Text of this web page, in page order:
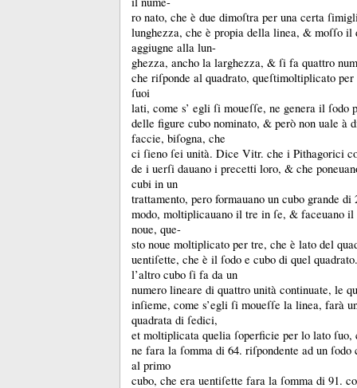
ro nato, che è due dimoſtra per una certa
lunghezza, che è propia della linea, & moſſo il
aggiugne alla lun-
ghezza, ancho la larghezza, & ſi fa quattro
che riſponde al quadrato, queſtimoltiplicato
ſuoi
lati, come s’ egli ſi moueſſe, ne genera il ſodo
delle figure cubo nominato, & però non uale à
faccie, biſogna, che
ci ſieno ſei unità. Dice Vitr. che i Pithagorici
de i uerſi dauano i precetti loro, & che
cubi in un
trattamento, pero formauano un cubo grande di
modo, moltiplicauano il tre in ſe, & faceuano il
noue, que-
sto noue moltiplicato per tre, che è lato del
uentiſette, che è il ſodo e cubo di quel
l’altro cubo ſi fa da un
numero lineare di quattro unità continuate, le
inſieme, come s’egli ſi moueſſe la linea, farà
quadrata di ſedici,
et moltiplicata quelia ſoperficie per lo lato ſuo,
ne fara la ſomma di 64. riſpondente ad un
al primo
cubo, che era uentiſette fara la ſomma di 91.